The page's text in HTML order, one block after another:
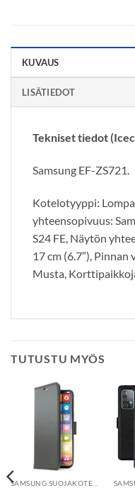
KUVAUS
LISÄTIEDOT
Tekniset tiedot
Samsung EF-ZS721.
Kotelotyyppi:
yhteensopivuus:
S24 FE, Näytön
17 cm (6.7″),
Musta,
TUTUSTU MYÖS